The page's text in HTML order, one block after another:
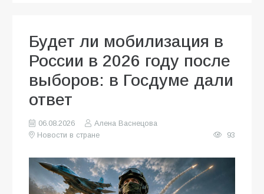
Будет ли мобилизация в
России в 2026 году после
выборов: в Госдуме дали
ответ
06.08.2026
Алена Васнецова
Новости в стране
93